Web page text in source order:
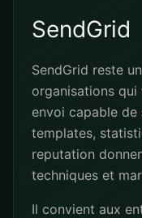
SendGrid
SendGrid reste
organisations
envoi capable de
templates,
reputation
techniques et
Il convient aux